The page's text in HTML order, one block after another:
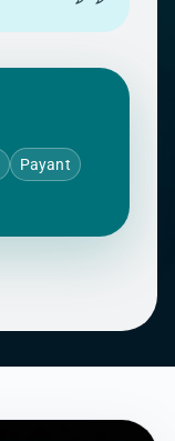
Payant